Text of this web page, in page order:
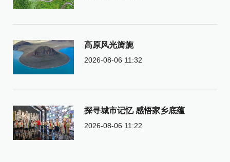
高原风光旖旎
2026-08-06 11:32
探寻城市记忆 感悟家乡底蕴
2026-08-06 11:22